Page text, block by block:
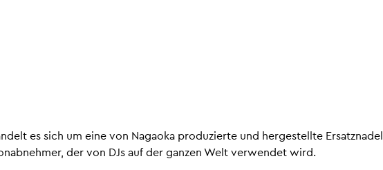
es sich um eine von Nagaoka produzierte und hergestellte Ersatznadel
der von DJs auf der ganzen Welt verwendet wird.